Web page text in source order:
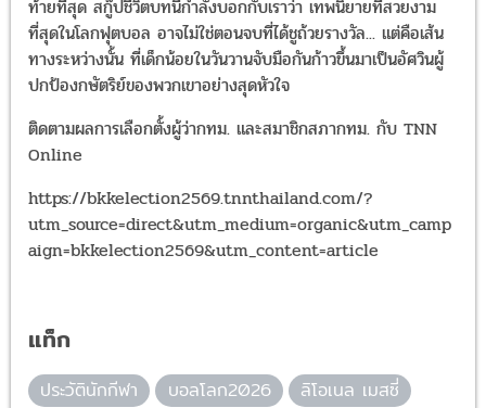
ท้ายที่สุด สกู๊ปชีวิตบทนี้กำลังบอกกับเราว่า เทพนิยายที่สวยงาม
ที่สุดในโลกฟุตบอล อาจไม่ใช่ตอนจบที่ได้ชูถ้วยรางวัล... แต่คือเส้น
ทางระหว่างนั้น ที่เด็กน้อยในวันวานจับมือกันก้าวขึ้นมาเป็นอัศวินผู้
ปกป้องกษัตริย์ของพวกเขาอย่างสุดหัวใจ
ติดตามผลการเลือกตั้งผู้ว่ากทม. และสมาชิกสภากทม. กับ TNN
Online
https://bkkelection2569.tnnthailand.com/?
utm_source=direct&utm_medium=organic&utm_camp
aign=bkkelection2569&utm_content=article
แท็ก
ประวัตินักกีฬา บอลโลก2026
ลิโอเนล เมสซี่